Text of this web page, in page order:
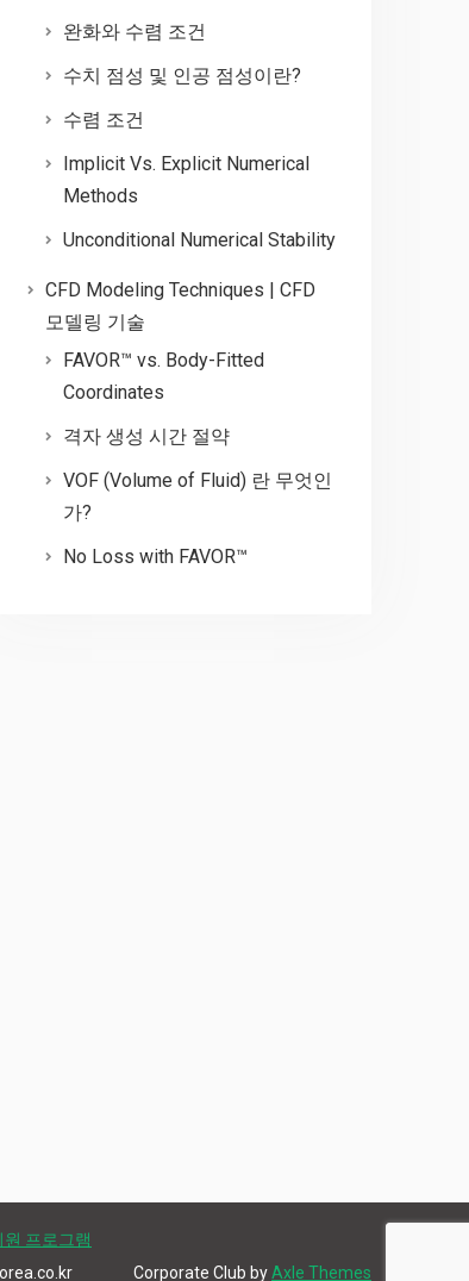
완화와 수렴 조건
수치 점성 및 인공 점성이란?
수렴 조건
Implicit Vs. Explicit Numerical
Methods
Unconditional Numerical Stability
CFD Modeling Techniques | CFD
모델링 기술
FAVOR™ vs. Body-Fitted
Coordinates
격자 생성 시간 절약
VOF (Volume of Fluid) 란 무엇인
가?
No Loss with FAVOR™
프로그램
Corporate Club byAxle Themes